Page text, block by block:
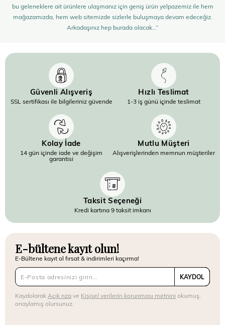
bu geleneklere ait ürünlere ulaşmanız için geniş ürün yelpazemiz ile hem
mağazamızda, hem web sitemizde sizlerle buluşmaya devam edeceğiz.
Arkadaşınız hep burada olacak…”
Güvenli Alışveriş
SSL sertifikası ile bilgileriniz güvende
Hızlı Teslimat
1-3 iş günü içinde teslimat
Kolay İade
14 gün içinde iade ve değişim
garantisi
Mutlu Müşteri
Alışverişlerinden memnun müşteriler
Taksit Seçeneği
Kredi kartına 9 taksit imkanı
E-bültene kayıt olun!
E-Bültene kayıt ol fırsat & indirimleri kaçırma!
KAYDOL
Kaydolarak Açık rızave Kişisel verilerin korunması metnini okumuş,
onaylamış olursunuz.